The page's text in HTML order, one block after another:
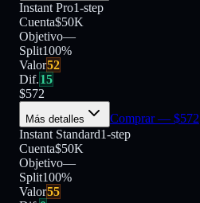
Instant Pro1-step
Cuenta$50K
Objetivo—
Split100%
Valor52
Dif.15
$572
Más detalles Comprar— $572
Instant Standard1-step
Cuenta$50K
Objetivo—
Split100%
Valor55